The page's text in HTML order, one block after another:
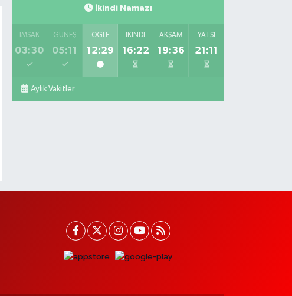
İkindi Namazı
İMSAK
03:30
GÜNEŞ
05:11
ÖĞLE
12:29
İKINDI
16:22
AKŞAM
19:36
YATSI
21:11
Aylık Vakitler